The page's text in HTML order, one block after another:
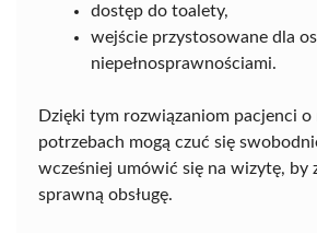
dostęp do toalety,
wejście przystosowane dla
niepełnosprawnościami.
Dzięki tym rozwiązaniom pacjenci o
potrzebach mogą czuć się
wcześniej umówić się na wizytę, by
sprawną obsługę.